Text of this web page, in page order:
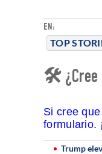
EN:
TOP
🛠 ¿Cree
Si cree
formulario.
Trump